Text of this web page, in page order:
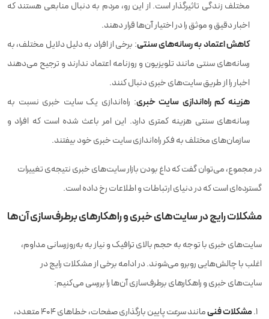
مختلف زندگی تاثیرگذار است. از این رو، مردم به دنبال منابعی هستند که
اخبار دقیق و موثق را در اختیار آن‌ها قرار دهند.
کاهش اعتماد به رسانه‌های سنتی: برخی از افراد به دلیل دلایل مختلف، به
رسانه‌های سنتی مانند تلویزیون و روزنامه اعتماد ندارند و ترجیح می‌دهند
اخبار را از طریق سایت‌های خبری دنبال کنند.
هزینه کم راه‌اندازی سایت خبری: راه‌اندازی یک سایت خبری نسبت به
رسانه‌های سنتی هزینه کمتری دارد. این امر باعث شده است که افراد و
سازمان‌های مختلف به فکر راه‌اندازی سایت خبری خود بیفتند.
در مجموع، می‌توان گفت که داغ بودن بازار سایت‌های خبری نتیجه‌ی تغییرات
گسترده‌ای است که در دنیای ارتباطات و اطلاعات رخ داده است.
مشکلات رایج در سایت‌های خبری و راهکارهای برطرف‌سازی آن‌ها
سایت‌های خبری با توجه به حجم بالای ترافیک و نیاز به به‌روزرسانی مداوم،
اغلب با چالش‌هایی روبرو می‌شوند. در ادامه برخی از مشکلات رایج در
سایت‌های خبری و راهکارهای برطرف‌سازی آن‌ها را بررسی می‌کنیم:
مشکلات فنی
مانند سرعت پایین بارگذاری صفحات، خطاهای ۴۰۴ متعدد،